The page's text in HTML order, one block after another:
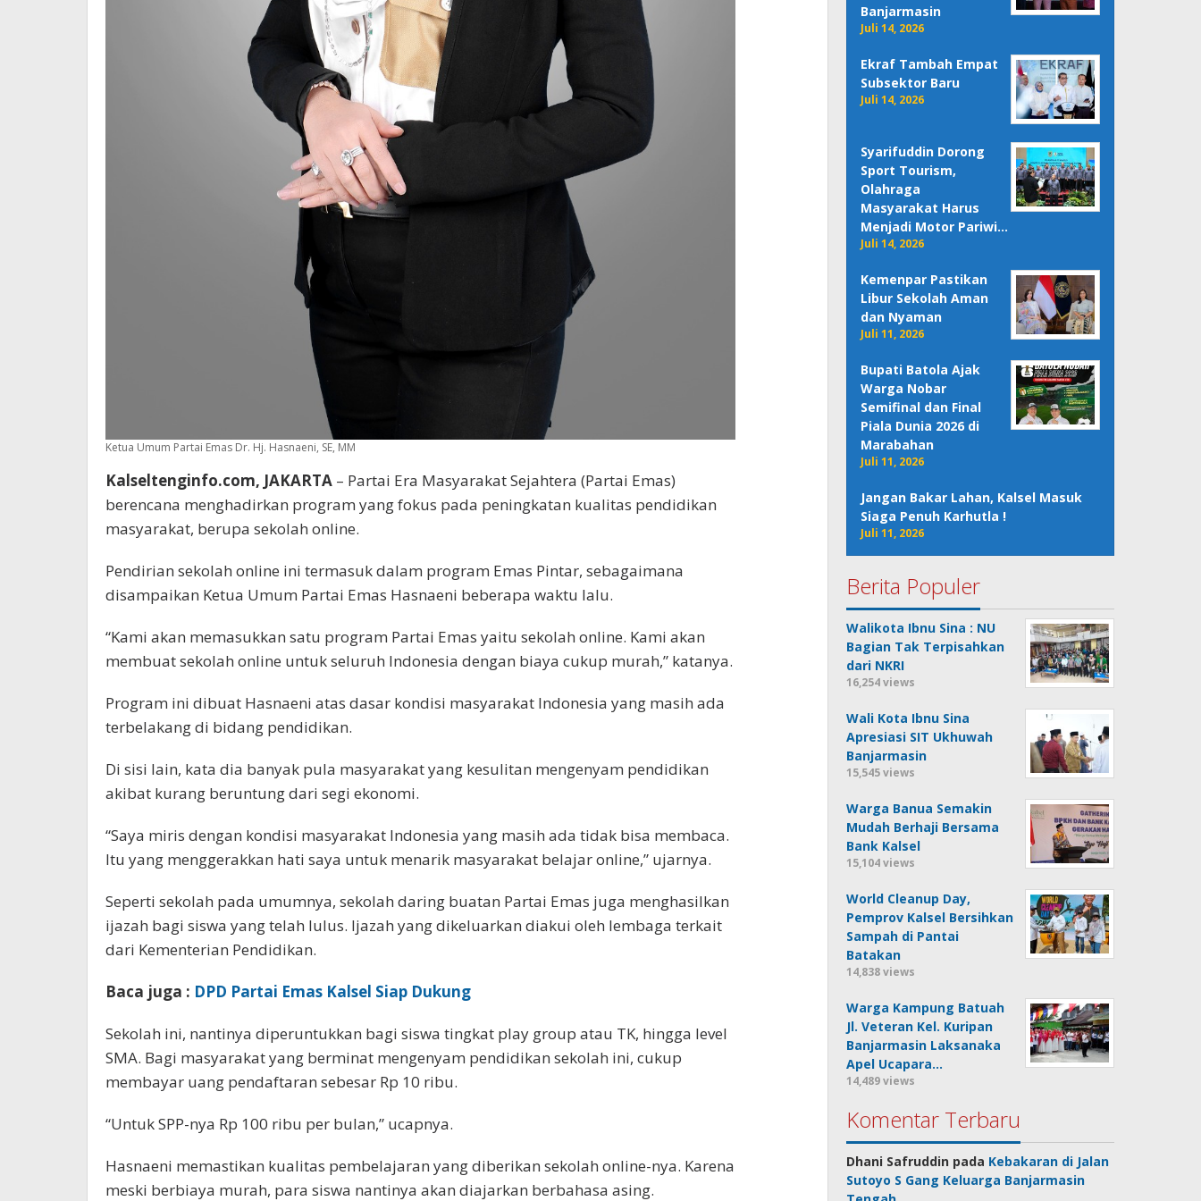
Ketua Umum Partai Emas Dr. Hj. Hasnaeni, SE, MM
Kalseltenginfo.com, JAKARTA – Partai Era Masyarakat Sejahtera (Partai Emas)
berencana menghadirkan program yang fokus pada peningkatan kualitas pendidikan
masyarakat, berupa sekolah online.
Pendirian sekolah online ini termasuk dalam program Emas Pintar, sebagaimana
disampaikan Ketua Umum Partai Emas Hasnaeni beberapa waktu lalu.
“Kami akan memasukkan satu program Partai Emas yaitu sekolah online. Kami akan
membuat sekolah online untuk seluruh Indonesia dengan biaya cukup murah,” katanya.
Program ini dibuat Hasnaeni atas dasar kondisi masyarakat Indonesia yang masih ada
terbelakang di bidang pendidikan.
Di sisi lain, kata dia banyak pula masyarakat yang kesulitan mengenyam pendidikan
akibat kurang beruntung dari segi ekonomi.
“Saya miris dengan kondisi masyarakat Indonesia yang masih ada tidak bisa membaca.
Itu yang menggerakkan hati saya untuk menarik masyarakat belajar online,” ujarnya.
Seperti sekolah pada umumnya, sekolah daring buatan Partai Emas juga menghasilkan
ijazah bagi siswa yang telah lulus. Ijazah yang dikeluarkan diakui oleh lembaga terkait
dari Kementerian Pendidikan.
Baca juga : DPD Partai Emas Kalsel Siap Dukung
Sekolah ini, nantinya diperuntukkan bagi siswa tingkat play group atau TK, hingga level
SMA. Bagi masyarakat yang berminat mengenyam pendidikan sekolah ini, cukup
membayar uang pendaftaran sebesar Rp 10 ribu.
“Untuk SPP-nya Rp 100 ribu per bulan,” ucapnya.
Hasnaeni memastikan kualitas pembelajaran yang diberikan sekolah online-nya. Karena
meski berbiaya murah, para siswa nantinya akan diajarkan berbahasa asing.
Banjarmasin
Juli 14, 2026
Ekraf Tambah Empat
Subsektor Baru
Juli 14, 2026
Syarifuddin Dorong
Sport Tourism,
Olahraga
Masyarakat Harus
Menjadi Motor Pariwi…
Juli 14, 2026
Kemenpar Pastikan
Libur Sekolah Aman
dan Nyaman
Juli 11, 2026
Bupati Batola Ajak
Warga Nobar
Semifinal dan Final
Piala Dunia 2026 di
Marabahan
Juli 11, 2026
Jangan Bakar Lahan, Kalsel Masuk
Siaga Penuh Karhutla !
Juli 11, 2026
Berita Populer
Walikota Ibnu Sina : NU
Bagian Tak Terpisahkan
dari NKRI
16,254 views
Wali Kota Ibnu Sina
Apresiasi SIT Ukhuwah
Banjarmasin
15,545 views
Warga Banua Semakin
Mudah Berhaji Bersama
Bank Kalsel
15,104 views
World Cleanup Day,
Pemprov Kalsel Bersihkan
Sampah di Pantai
Batakan
14,838 views
Warga Kampung Batuah
Jl. Veteran Kel. Kuripan
Banjarmasin Laksanaka
Apel Ucapara…
14,489 views
Komentar Terbaru
Dhani Safruddin pada Kebakaran di Jalan
Sutoyo S Gang Keluarga Banjarmasin